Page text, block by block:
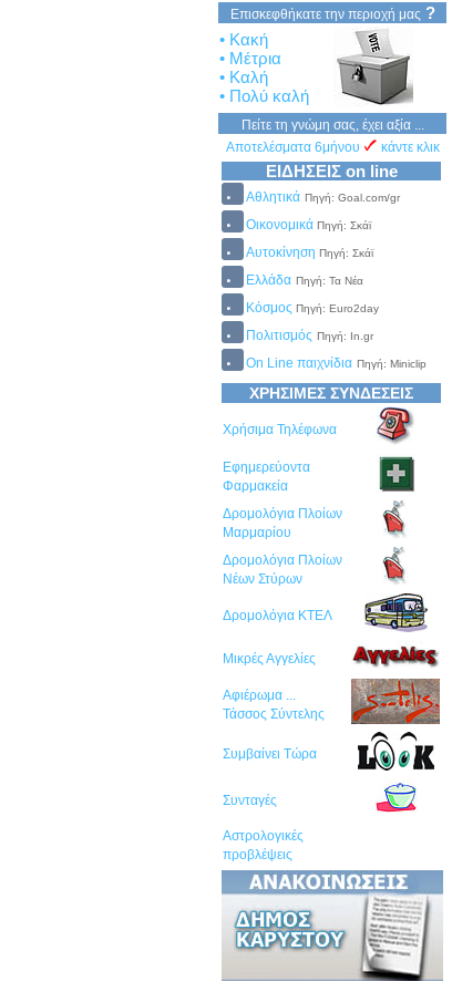
Επισκεφθήκατε την περιοχή μας ?
• Κακή
• Μέτρια
• Καλή
• Πολύ καλή
Πείτε τη γνώμη σας, έχει αξία ...
Αποτελέσματα 6μήνου
κάντε κλικ
ΕΙΔΗΣΕΙΣ on line
Αθλητικά Πηγή: Goal.com/gr
Οικονομικά Πηγή: Σκάϊ
Αυτοκίνηση Πηγή: Σκάϊ
Ελλάδα Πηγή: Τα Νέα
Κόσμος Πηγή: Euro2day
Πολιτισμός Πηγή: In.gr
On Line παιχνίδια Πηγή: Miniclip
ΧΡΗΣΙΜΕΣ ΣΥΝΔΕΣΕΙΣ
Χρήσιμα Τηλέφωνα
Εφημερεύοντα
Φαρμακεία
Δρομολόγια Πλοίων
Μαρμαρίου
Δρομολόγια Πλοίων
Νέων Στύρων
Δρομολόγια ΚΤΕΛ
Μικρές Αγγελίες
Αφιέρωμα ...
Τάσσος Σύντελης
Συμβαίνει Τώρα
Συνταγές
Αστρολογικές
προβλέψεις